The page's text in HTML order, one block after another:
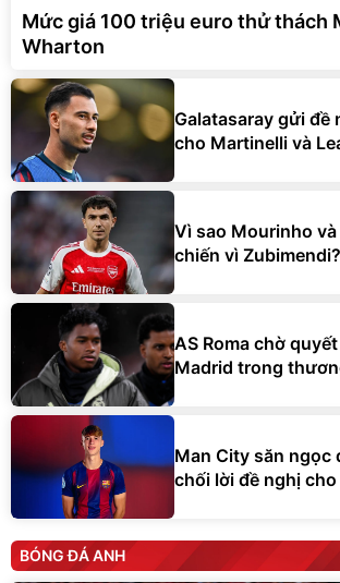
Mức giá 100 triệu euro thử thách
Wharton
Galatasaray gửi đề
cho Martinelli và
Vì sao Mourinho
chiến vì Zubimendi?
AS Roma chờ
Madrid trong
Man City săn ngọc
chối lời đề nghị cho
BÓNG ĐÁ ANH